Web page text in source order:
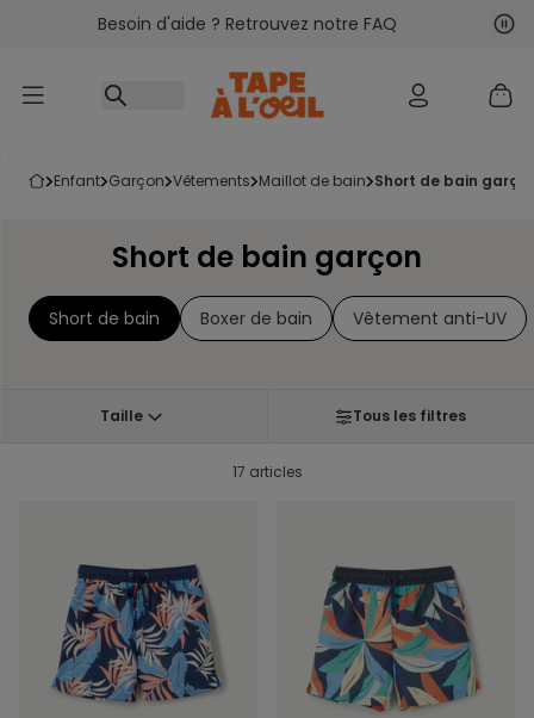
Accéder au contenu
Besoin d'aide ? Retrouvez notre FAQ
enfant garçon vêtements maillot de bain short de bain
Short de bain garçon
Short de bain Boxer de bain Vêtement anti-UV
Taille Tous les filtres
17 articles